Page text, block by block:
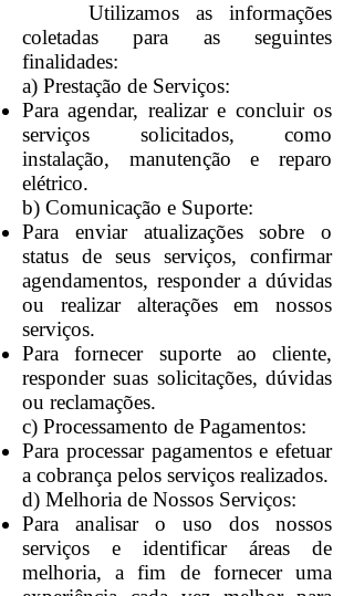
Utilizamos as informações
coletadas para as seguintes
finalidades:
a) Prestação de Serviços:
Para agendar, realizar e concluir os
serviços solicitados, como
instalação, manutenção e reparo
elétrico.
b) Comunicação e Suporte:
Para enviar atualizações sobre o
status de seus serviços, confirmar
agendamentos, responder a dúvidas
ou realizar alterações em nossos
serviços.
Para fornecer suporte ao cliente,
responder suas solicitações, dúvidas
ou reclamações.
c) Processamento de Pagamentos:
Para processar pagamentos e efetuar
a cobrança pelos serviços realizados.
d) Melhoria de Nossos Serviços:
Para analisar o uso dos nossos
serviços e identificar áreas de
melhoria, a fim de fornecer uma